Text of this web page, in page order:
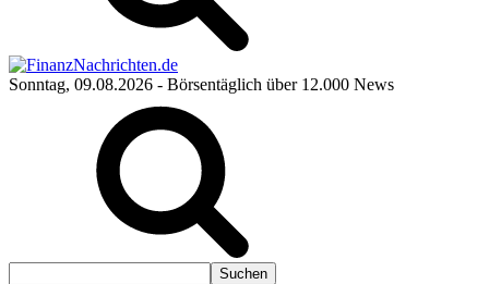
Sonntag, 09.08.2026 - Börsentäglich über 12.000 News